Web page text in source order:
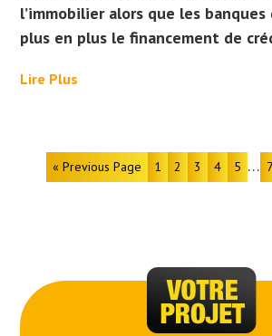
l’immobilier alors que les
plus en plus le financement de
Lire Plus
« Previous Page 1 2 3 4 5 … 7